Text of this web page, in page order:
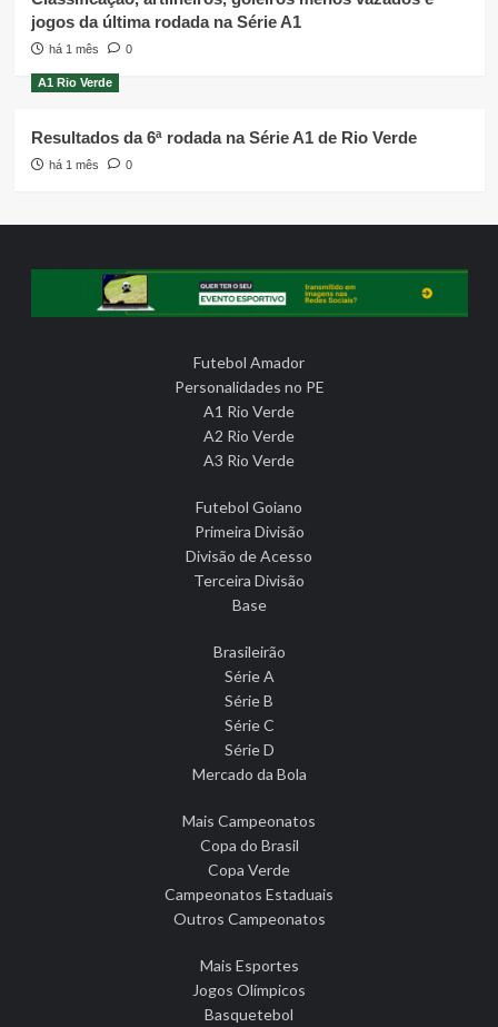
jogos da última rodada na Série A1
há 1 mês 0
A1 Rio Verde
Resultados da 6ª rodada na Série A1 de Rio Verde
há 1 mês 0
Futebol Amador
Personalidades no PE
A1 Rio Verde
A2 Rio Verde
A3 Rio Verde
Futebol Goiano
Primeira Divisão
Divisão de Acesso
Terceira Divisão
Base
Brasileirão
Série A
Série B
Série C
Série D
Mercado da Bola
Mais Campeonatos
Copa do Brasil
Copa Verde
Campeonatos Estaduais
Outros Campeonatos
Mais Esportes
Jogos Olímpicos
Basquetebol